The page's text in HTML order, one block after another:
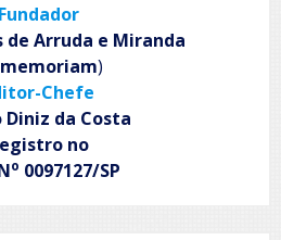
Fundador
de Arruda e Miranda
)
Chefe
Diniz da Costa
no
o 0097127/SP